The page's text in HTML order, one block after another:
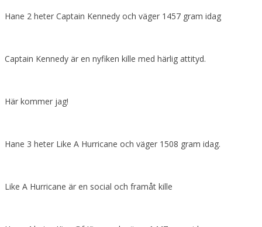
Hane 2 heter Captain Kennedy och väger 1457 gram idag
Captain Kennedy är en nyfiken kille med härlig attityd.
Här kommer jag!
Hane 3 heter Like A Hurricane och väger 1508 gram idag.
Like A Hurricane är en social och framåt kille